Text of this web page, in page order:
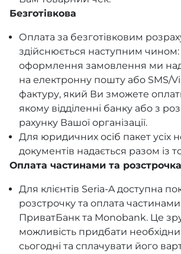
Безготівкова
Оплата за безготівковим
здійснюється наступним чином:
оформлення замовлення ми
на електронну пошту або SMS/
фактуру, який Ви зможете
якому відділенні банку або з
рахунку Вашої організації.
Для юридичних осіб пакет усіх
документів надається разом із
Оплата частинами та розстрочка
Для клієнтів Seria-A доступна
розстрочку та оплата
ПриватБанк та Monobank. Це
можливість придбати
сьогодні та сплачувати його